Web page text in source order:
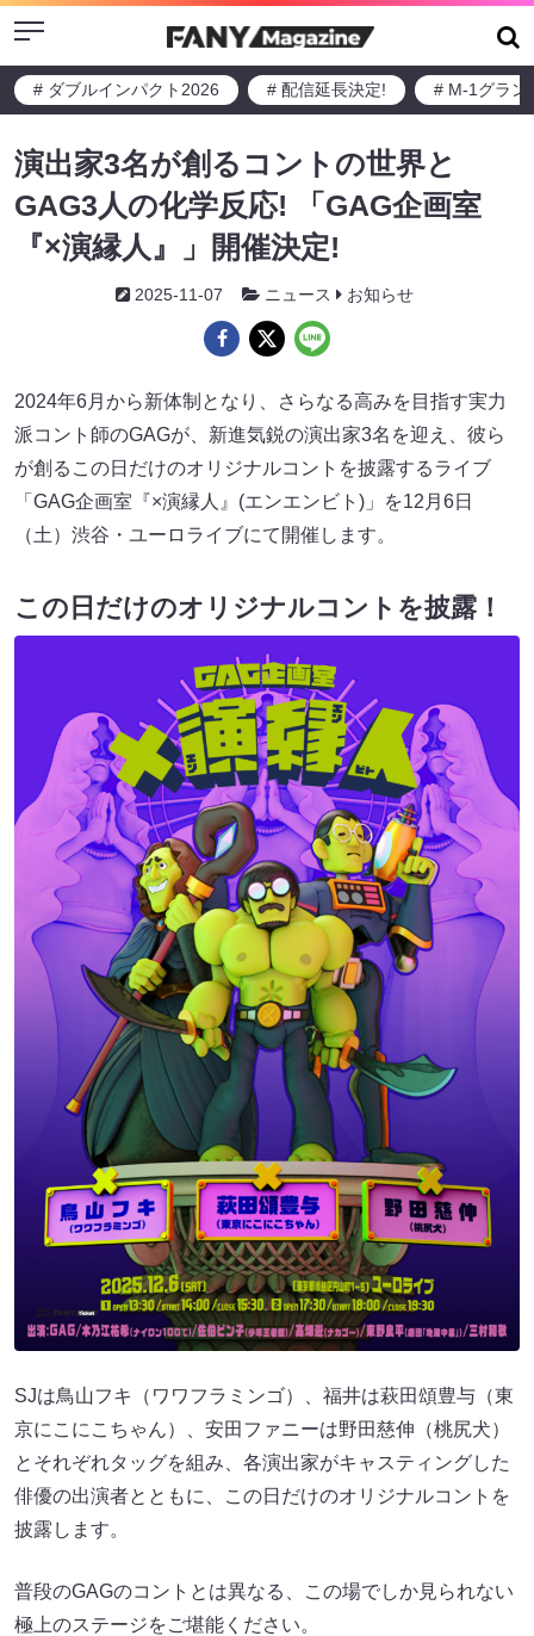
Menu
# ダブルインパクト2026 # 配信延長決定! # M-1グラン
演出家3名が創るコントの世界と
GAG3人の化学反応! 「GAG企画室
『×演縁人』」開催決定!
2025-11-07 ニュース お知らせ
2024年6月から新体制となり、さらなる高みを目指す実力
派コント師のGAGが、新進気鋭の演出家3名を迎え、彼ら
が創るこの日だけのオリジナルコントを披露するライブ
「GAG企画室『×演縁人』(エンエンビト)」を12月6日
（土）渋谷・ユーロライブにて開催します。
この日だけのオリジナルコントを披露！
SJは鳥山フキ（ワワフラミンゴ）、福井は萩田頌豊与（東
京にこにこちゃん）、安田ファニーは野田慈伸（桃尻犬）
とそれぞれタッグを組み、各演出家がキャスティングした
俳優の出演者とともに、この日だけのオリジナルコントを
披露します。
普段のGAGのコントとは異なる、この場でしか見られない
極上のステージをご堪能ください。